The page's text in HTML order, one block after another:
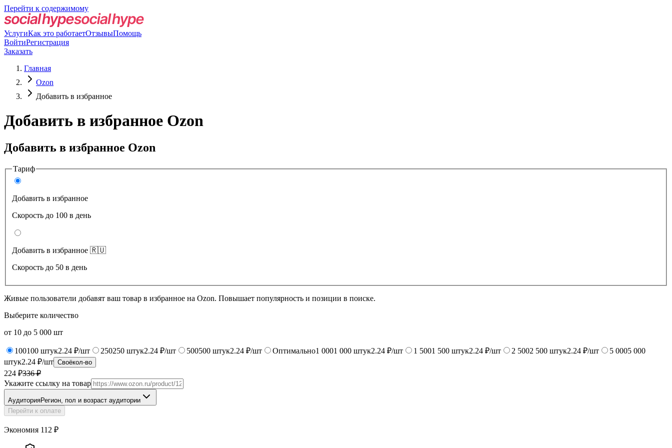
Перейти к содержимому
УслугиКак это работаетОтзывыПомощь
ВойтиРегистрация
Заказать
Главная
Ozon
Добавить в избранное
Добавить в избранное Ozon
Добавить в избранное Ozon
Тариф
Добавить в избранное
Скорость до 100 в день
Добавить в избранное 🇷🇺
Скорость до 50 в день
Живые пользователи добавят ваш товар в избранное на Ozon. Повышает популярность и позиции в поиске.
Выберите количество
от 10 до 5 000 шт
100100 штук2.24 ₽/шт 250250 штук2.24 ₽/шт 500500 штук2.24 ₽/шт Оптимально1 0001 000 штук2.24 ₽/шт 1 5001 500 штук2.24 ₽/шт 2 5002 500 штук2.24 ₽/шт 5 0005 000
штук2.24 ₽/шт Своёкол-во
224 ₽336₽
Укажите ссылку на товар
АудиторияРегион, пол и возраст аудитории
Перейти к оплате
Экономия 112 ₽